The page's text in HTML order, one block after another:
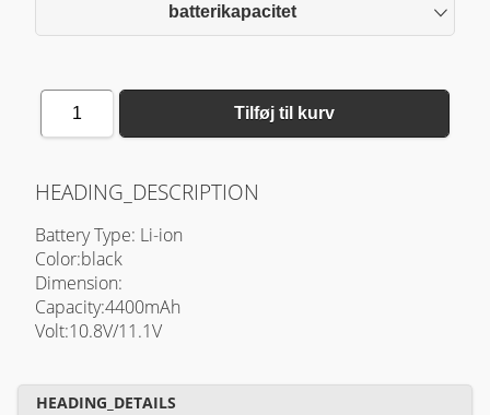
batterikapacitet
1 Tilføj til kurv
HEADING_DESCRIPTION
Battery Type: Li-ion
Color:black
Dimension:
Capacity:4400mAh
Volt:10.8V/11.1V
HEADING_DETAILS